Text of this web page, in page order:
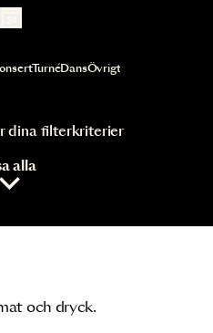
automatiskt
TurnéDansÖvrigt
dina filterkriterier
alla
och dryck.